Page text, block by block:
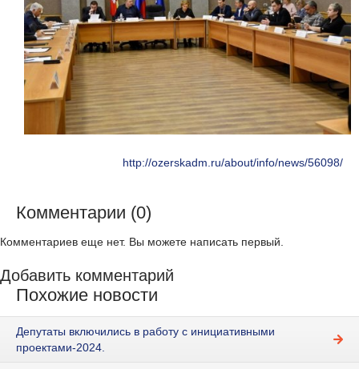
http://ozerskadm.ru/about/info/news/56098/
Комментарии (0)
Комментариев еще нет. Вы можете написать первый.
Добавить комментарий
Похожие новости
Депутаты включились в работу с инициативными
проектами-2024.